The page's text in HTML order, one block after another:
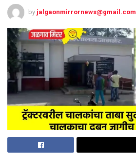
by jalgaonmirrornews@gmail.com